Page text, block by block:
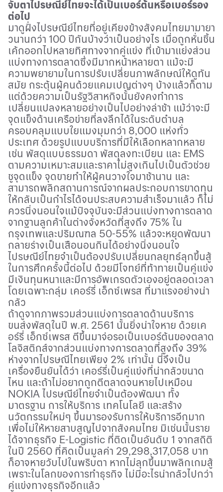
จับตาไปรษณีย์ไทยจะได้เป็นเบอร์ต้นหรือเบอร์รอง
ต่อไป
มาดูฝั่งไปรษณีย์ไทยที่อยู่เคียงข้างสังคมไทยมามายา
วนานกว่า 100 ปีกันบ้างว่าเป็นอย่างไร เมื่อถูกหั่นชิ้น
เค้กออกไปหลายทิศทางจากคู่แข่ง ที่เข้ามาแย่งส่วน
แบ่งทางการตลาดซึ่งมีมากหน้าหลายตา แม้จะมี
ความพยายามในการปรับเปลี่ยนภาพลักษณ์ให้ดูทัน
สมัย กระตุ้นผู้คนด้วยแคมเปญต่างๆ บ้างแล้วก็ตาม
แต่ด้วยความเป็นรัฐวิสาหกิจนั้นยังคงทำการ
เปลี่ยนแปลงหลายอย่างเป็นไปอย่างล่าช้า แม้ว่าจะมี
จุดแข็งด้านเครือข่ายที่ลงลึกได้ในระดับตำบล
ครอบคลุมแบบใยแมงมุมกว่า 8,000 แห่งทั่ว
ประเทศ ด้วยรูปแบบบริการที่มีให้เลือกหลากหลาย
เช่น พัสดุแบบธรรมดา พัสดุลงทะเบียน และ EMS
ตามความเหมาะสมและราคาไม่สูงเกินไปเป็นตัวช่วย
ชูจุดแข็ง จุดขายทำให้ผู้คนวางใจมาช้านาน และ
สามารถพลิกสถานการณ์จากผลประกอบการขาดทุน
ให้กลับเป็นกำไรได้จนประสบความสำเร็จมาแล้ว ก็ไม่
ควรนิ่งนอนใจแม้ปัจจุบันจะมีส่วนแบ่งทางการตลาด
จากฐานลูกค้าในต่างจังหวัดที่สูงถึง 75% ใน
กรุงเทพและปริมณฑล 50-55% แล้วจะหยุดพัฒนา
กลายร่างเป็นเสือนอนกินได้อย่างนิ่งนอนใจ
ไปรษณีย์ไทยจำเป็นต้องปรับเปลี่ยนกลยุทธ์ลุกขึ้นสู้
ในการศึกครั้งนี้ต่อไป ด้วยมีโจทย์ที่ท้าทายเป็นคู่แข่ง
มีเงินทุนหนาและมีการอัพเกรดตัวเองอยู่ตลอดเวลา
โดยเฉพาะกลุ่ม เคอร์รี่ เอ็กซ์เพรส ที่มาแรงอย่างน่า
กลัว
ถ้าดูจากภาพรวมส่วนแบ่งการตลาดด้านบริการ
ขนส่งพัสดุในปี พ.ศ. 2561 นั้นยิ่งน่าใจหาย ด้วยเค
อร์รี่ เอ็กซ์เพรส ตีขึ้นมาจ่อรอเป็นเบอร์ต้นของตลาด
โลจิสติกส์จากส่วนแบ่งทางการตลาดที่สูงถึง 39%
ห่างจากไปรษณีไทยเพียง 2% เท่านั้น นี่จึงเป็น
เครื่องยืนยันได้ว่า เคอร์รี่เป็นคู่แข่งที่น่ากลัวขนาด
ไหน และถ้าไม่อยากถูกตีตลาดจนหายไปเหมือน
NOKIA ไปรษณีย์ไทยจำเป็นต้องพัฒนา ทั้ง
มาตรฐาน การให้บริการ เทคโนโลยี และสร้าง
นวัตกรรมใหม่ๆ ขึ้นมารองรับการให้บริการอีกมาก
เพื่อไม่ให้หายสาบสูญไปจากสังคมไทย มิเช่นนั้นราย
ได้จากธุรกิจ E-Logistic ที่ติดเป็นอันดับ 1 จากสถิติ
ในปี 2560 ที่คิดเป็นมูลค่า 29,298,317,058 บาท
ก็อาจหายวับไปในพริบตา หากไม่ลุกขึ้นมาพลิกเกมสู้
เพราะในโลกของการทำธุรกิจ ไม่มีอะไรน่ากลัวไปกว่า
คู่แข่งทางธุรกิจอีกแล้ว